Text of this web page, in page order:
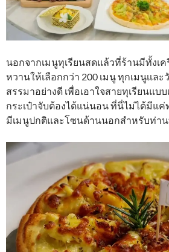
นอกจากเมนูทุเรียนสดแล้วที่ร้านมีทั้งเ
หวานให้เลือกกว่า 200 เมนู ทุกเมนูเเล
สรรมาอย่างดี เพื่อเอาใจสายทุเรียนแบ
กระเป๋าจับต้องได้แน่นอน ที่นี่ไม่ได้มีแค่
มีเมนูปกติและโซนด้านนอกสำหรับท่า